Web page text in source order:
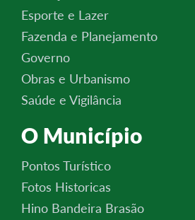
Esporte e Lazer
Fazenda e Planejamento
Governo
Obras e Urbanismo
Saúde e Vigilância
O Município
Pontos Turístico
Fotos Historicas
Hino Bandeira Brasão